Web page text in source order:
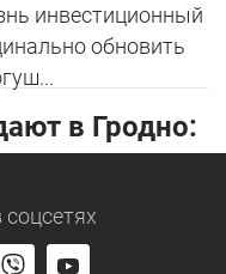
инвестиционный
обновить
в Гродно:
соцсетях